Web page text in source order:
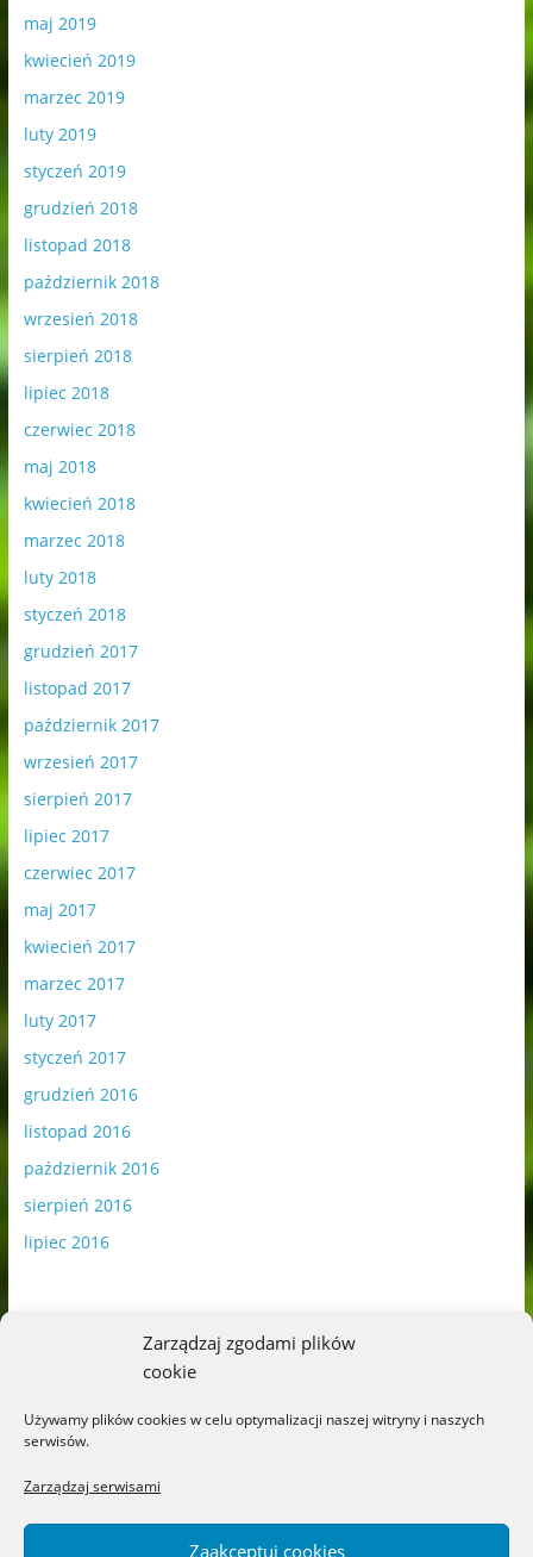
Zarządzaj zgodami plików
cookie
Używamy plików cookies w celu optymalizacji naszej witryny i naszych
serwisów.
Zarządzaj serwisami
Zaakceptuj cookies
maj 2019
kwiecień 2019
marzec 2019
luty 2019
styczeń 2019
grudzień 2018
listopad 2018
październik 2018
wrzesień 2018
sierpień 2018
lipiec 2018
czerwiec 2018
maj 2018
kwiecień 2018
marzec 2018
luty 2018
styczeń 2018
grudzień 2017
listopad 2017
październik 2017
wrzesień 2017
sierpień 2017
lipiec 2017
czerwiec 2017
maj 2017
kwiecień 2017
marzec 2017
luty 2017
styczeń 2017
grudzień 2016
listopad 2016
październik 2016
sierpień 2016
lipiec 2016